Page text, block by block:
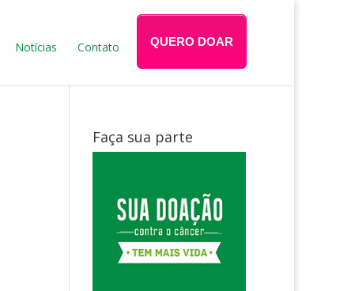
Notícias Contato QUERO DOAR
Faça sua parte